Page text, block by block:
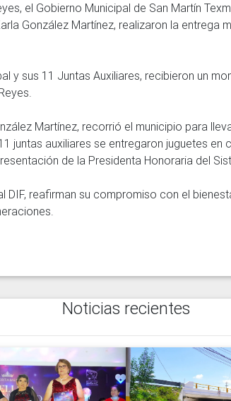
el Gobierno Municipal de San Martín
González Martínez, realizaron la entrega
y sus 11 Juntas Auxiliares, recibieron un
Martínez, recorrió el municipio para
juntas auxiliares se entregaron juguetes
de la Presidenta Honoraria del
DIF, reafirman su compromiso con el
Noticias recientes